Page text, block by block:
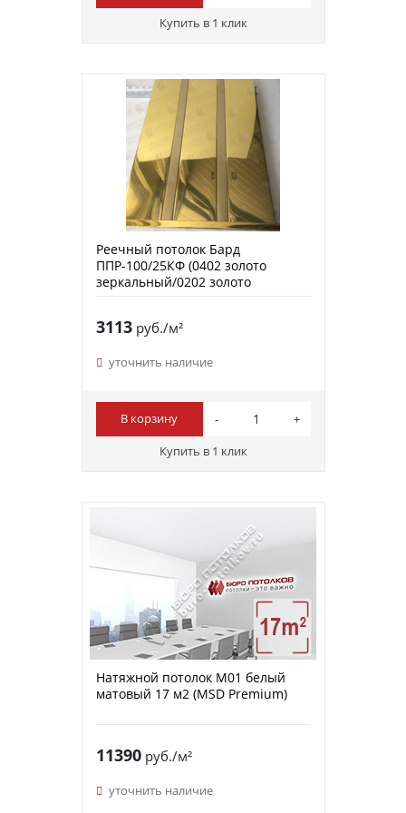
Купить в 1 клик
Реечный потолок Бард
ППР-100/25КФ (0402 золото
зеркальный/0202 золото
3113руб./м²
уточнить наличие
В корзину
Купить в 1 клик
Натяжной потолок M01 белый
матовый 17 м2 (MSD Premium)
11390руб./м²
уточнить наличие